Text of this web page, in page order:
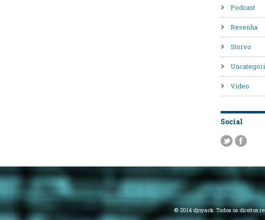
Podcast
Resenha
Storvo
Video
Social
© 2014 djnyack. Todos os direitos